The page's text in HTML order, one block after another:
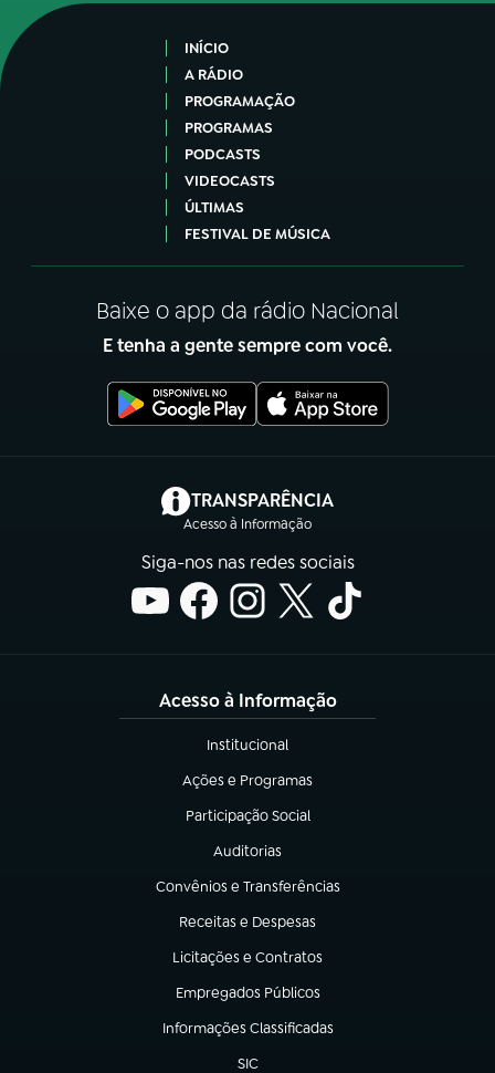
INÍCIO
A RÁDIO
PROGRAMAÇÃO
PROGRAMAS
PODCASTS
VIDEOCASTS
ÚLTIMAS
FESTIVAL DE MÚSICA
Baixe o app da rádio Nacional
E tenha a gente sempre com você.
TRANSPARÊNCIA
Acesso à Informação
(abre em nova aba)
Siga-nos nas redes sociais
Acesso à Informação
Institucional
(abre em nova aba)
Ações e Programas
(abre em nova aba)
Participação Social
(abre em nova aba)
Auditorias
(abre em nova aba)
Convênios e Transferências
(abre em nova aba)
Receitas e Despesas
(abre em nova aba)
Licitações e Contratos
(abre em nova aba)
Empregados Públicos
(abre em nova aba)
Informações Classificadas
(abre em nova aba)
SIC